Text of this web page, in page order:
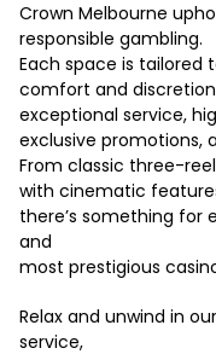
Crown Melbourne
responsible gambling.
Each space is tailored
comfort and
exceptional service,
exclusive promotions,
From classic three-
with cinematic
there’s something for
and
most prestigious
Relax and unwind in
service,